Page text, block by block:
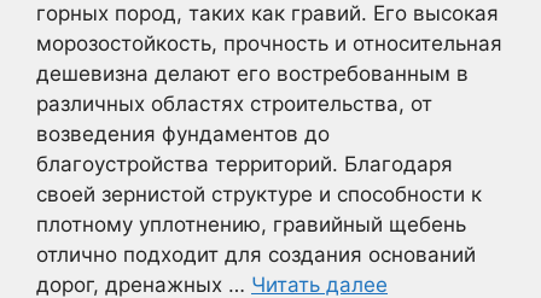
горных пород, таких как гравий. Его высокая
морозостойкость, прочность и относительная
дешевизна делают его востребованным в
различных областях строительства, от
возведения фундаментов до
благоустройства территорий. Благодаря
своей зернистой структуре и способности к
плотному уплотнению, гравийный щебень
отлично подходит для создания оснований
дорог, дренажных … Читать далее